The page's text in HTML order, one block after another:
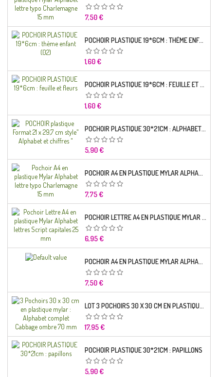
Prix
7,50 €
POCHOIR PLASTIQUE 19*6CM : THÈME ENFANT (02)
Prix
1,60 €
POCHOIR PLASTIQUE 19*6CM : FEUILLE ET FLEURS
Prix
1,60 €
POCHOIR PLASTIQUE 30*21CM : ALPHABET (02)
Prix
5,90 €
POCHOIR A4 EN PLASTIQUE MYLAR ALPHABET LETTRE TYPO RAVIE 30 MM
Prix
7,75 €
POCHOIR LETTRE A4 EN PLASTIQUE MYLAR ALPHABET LETTRES SCRIPT CAPITALES 25 MM
Prix
6,95 €
POCHOIR A4 EN PLASTIQUE MYLAR ALPHABET LETTRE TYPO SCIENCE 35 MM
Prix
7,50 €
LOT 3 POCHOIRS 30 X 30 CM EN PLASTIQUE MYLAR : ALPHABET COMPLET CABBAGE OMBRE 70 MM
Prix
17,95 €
POCHOIR PLASTIQUE 30*21CM : PAPILLONS
Prix
5,90 €